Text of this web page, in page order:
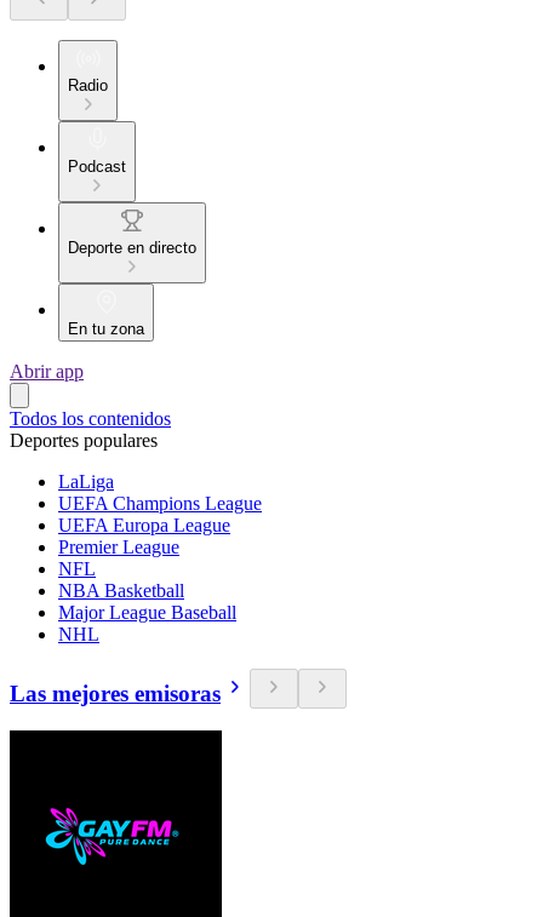
Radio
Podcast
Deporte en directo
En tu zona
Abrir app
Todos los contenidos
Deportes populares
LaLiga
UEFA Champions League
UEFA Europa League
Premier League
NFL
NBA Basketball
Major League Baseball
NHL
Las mejores emisoras